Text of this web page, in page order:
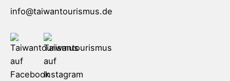
info@taiwantourismus.de